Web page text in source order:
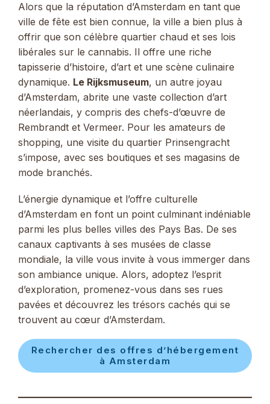
Alors que la réputation d’Amsterdam en tant que
ville de fête est bien connue, la ville a bien plus à
offrir que son célèbre quartier chaud et ses lois
libérales sur le cannabis. Il offre une riche
tapisserie d’histoire, d’art et une scène culinaire
dynamique. Le Rijksmuseum, un autre joyau
d’Amsterdam, abrite une vaste collection d’art
néerlandais, y compris des chefs-d’œuvre de
Rembrandt et Vermeer. Pour les amateurs de
shopping, une visite du quartier Prinsengracht
s’impose, avec ses boutiques et ses magasins de
mode branchés.
L’énergie dynamique et l’offre culturelle
d’Amsterdam en font un point culminant indéniable
parmi les plus belles villes des Pays Bas. De ses
canaux captivants à ses musées de classe
mondiale, la ville vous invite à vous immerger dans
son ambiance unique. Alors, adoptez l’esprit
d’exploration, promenez-vous dans ses rues
pavées et découvrez les trésors cachés qui se
trouvent au cœur d’Amsterdam.
Rechercher des offres d’hébergement
à Amsterdam